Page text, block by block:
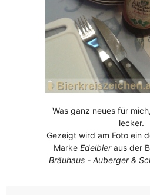
Was ganz neues für
lecker.
Gezeigt wird am Foto ein
MarkeEdelbieraus der
Bräuhaus - Auberger &